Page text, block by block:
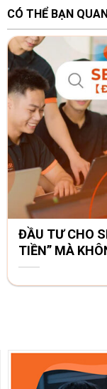
CÓ THỂ BẠN
ĐẦU TƯ CHO
TIỀN” MÀ